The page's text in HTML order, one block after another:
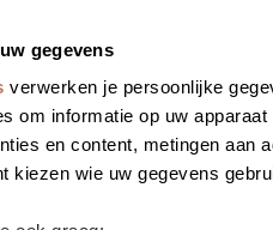
gegevens
verwerken je persoonlijke
om informatie op uw
en content, metingen aan
kiezen wie uw gegevens